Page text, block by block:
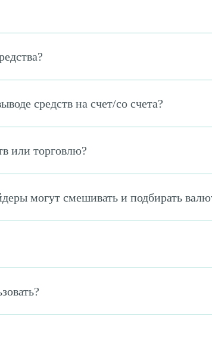
средств на счет/со счета?
или торговлю?
могут смешивать и подбирать